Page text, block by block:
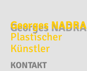
Georges NADRA
Plastischer
Künstler
KONTAKT